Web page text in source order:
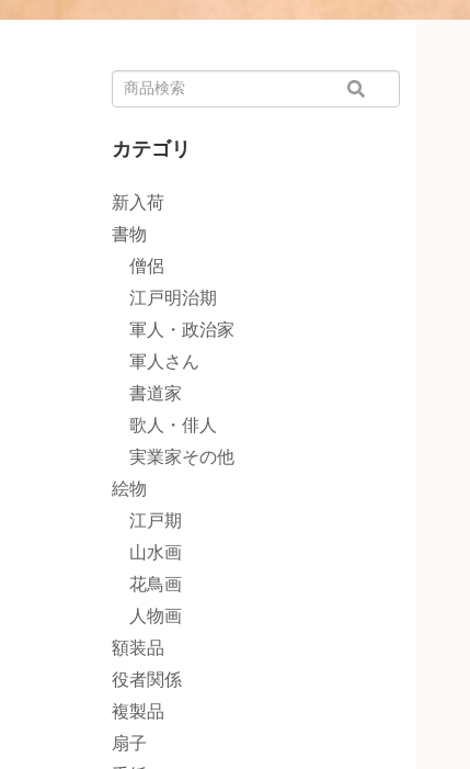
カテゴリ
新入荷
書物
僧侶
江戸明治期
軍人・政治家
軍人さん
書道家
歌人・俳人
実業家その他
絵物
江戸期
山水画
花鳥画
人物画
額装品
役者関係
複製品
扇子